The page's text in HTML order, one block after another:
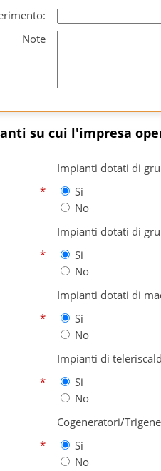
Note
su cui l'impresa
Impianti dotati di
*
Si
No
Impianti dotati di
*
Si
No
Impianti dotati di
*
Si
No
Impianti di
*
Si
No
Cogeneratori/
*
Si
No